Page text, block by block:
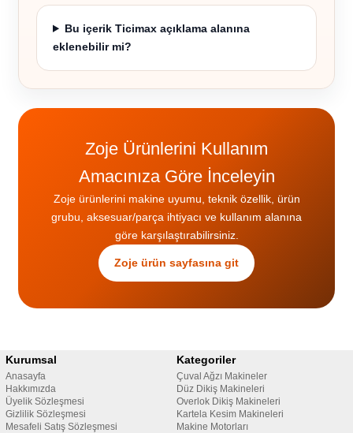
Bu içerik Ticimax açıklama alanına
eklenebilir mi?
Zoje Ürünlerini Kullanım
Amacınıza Göre İnceleyin
Zoje ürünlerini makine uyumu, teknik özellik, ürün
grubu, aksesuar/parça ihtiyacı ve kullanım alanına
göre karşılaştırabilirsiniz.
Zoje ürün sayfasına git
Kurumsal
Anasayfa
Hakkımızda
Üyelik Sözleşmesi
Gizlilik Sözleşmesi
Mesafeli Satış Sözleşmesi
Kategoriler
Çuval Ağzı Makineler
Düz Dikiş Makineleri
Overlok Dikiş Makineleri
Kartela Kesim Makineleri
Makine Motorları